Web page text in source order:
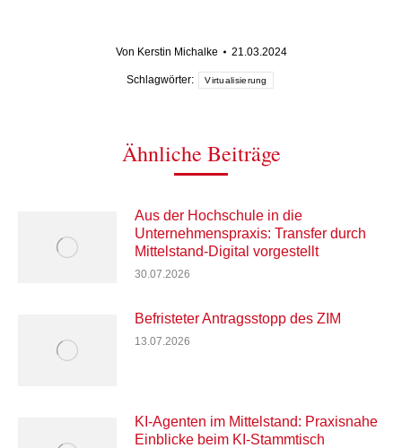
Von Kerstin Michalke 21.03.2024
Schlagwörter: Virtualisierung
Ähnliche Beiträge
Aus der Hochschule in die
Unternehmenspraxis: Transfer durch
Mittelstand-Digital vorgestellt
30.07.2026
Befristeter Antragsstopp des ZIM
13.07.2026
KI-Agenten im Mittelstand: Praxisnahe
Einblicke beim KI-Stammtisch